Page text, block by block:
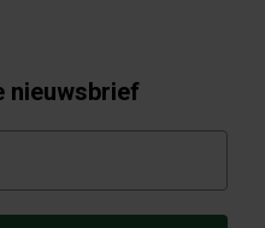
nieuwsbrief